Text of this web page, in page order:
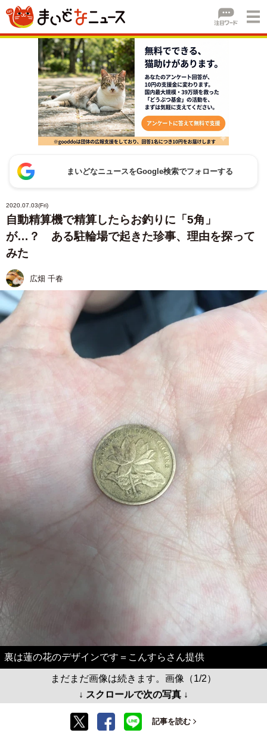
まいどなニュースをGoogle検索でフォローする
2020.07.03(Fri)
自動精算機で精算したらお釣りに「5角」
が…？ ある駐輪場で起きた珍事、理由を探って
みた
広畑 千春
裏は蓮の花のデザインです＝こんすらさん提供
まだまだ画像は続きます。画像（1/2）
↓ スクロールで次の写真 ↓
記事を読む